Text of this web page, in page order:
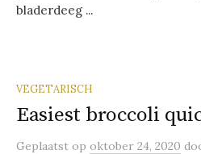
bladerdeeg ...
VEGETARISCH
Easiest broccoli
Geplaatst op oktober 24, 2020